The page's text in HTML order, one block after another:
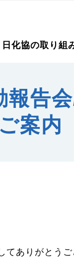
日化協の取り組
告
ご案内
ありがとうご